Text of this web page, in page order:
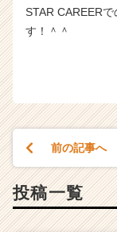
STAR CAREER
す！＾＾
前の記事へ
投稿一覧